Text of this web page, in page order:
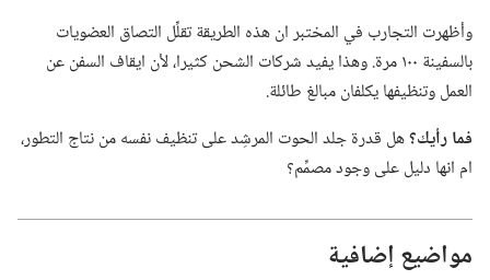
وأظهرت التجارب في المختبر ان هذه الطريقة تقلِّل التصاق العضويات
بالسفينة ١٠٠ مرة.‏ وهذا يفيد شركات الشحن كثيرا،‏ لأن ايقاف السفن عن
العمل وتنظيفها يكلفان مبالغ طائلة.‏
فما رأيك؟‏هل قدرة جلد الحوت المرشِد على تنظيف نفسه من نتاج التطور،‏
ام انها دليل على وجود مصمِّم؟‏
مواضيع إضافية